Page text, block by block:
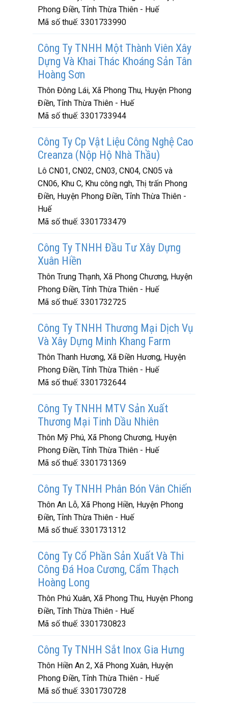
Phong Điền, Tỉnh Thừa Thiên - Huế
Mã số thuế: 3301733990
Công Ty TNHH Một Thành Viên Xây
Dựng Và Khai Thác Khoáng Sản Tân
Hoàng Sơn
Thôn Đông Lái, Xã Phong Thu, Huyện Phong
Điền, Tỉnh Thừa Thiên - Huế
Mã số thuế: 3301733944
Công Ty Cp Vật Liệu Công Nghệ Cao
Creanza (Nộp Hộ Nhà Thầu)
Lô CN01, CN02, CN03, CN04, CN05 và
CN06, Khu C, Khu công ngh, Thị trấn Phong
Điền, Huyện Phong Điền, Tỉnh Thừa Thiên -
Huế
Mã số thuế: 3301733479
Công Ty TNHH Đầu Tư Xây Dựng
Xuân Hiền
Thôn Trung Thạnh, Xã Phong Chương, Huyện
Phong Điền, Tỉnh Thừa Thiên - Huế
Mã số thuế: 3301732725
Công Ty TNHH Thương Mại Dịch Vụ
Và Xây Dựng Minh Khang Farm
Thôn Thanh Hương, Xã Điền Hương, Huyện
Phong Điền, Tỉnh Thừa Thiên - Huế
Mã số thuế: 3301732644
Công Ty TNHH MTV Sản Xuất
Thương Mại Tinh Dầu Nhiên
Thôn Mỹ Phú, Xã Phong Chương, Huyện
Phong Điền, Tỉnh Thừa Thiên - Huế
Mã số thuế: 3301731369
Công Ty TNHH Phân Bón Vân Chiến
Thôn An Lỗ, Xã Phong Hiền, Huyện Phong
Điền, Tỉnh Thừa Thiên - Huế
Mã số thuế: 3301731312
Công Ty Cổ Phần Sản Xuất Và Thi
Công Đá Hoa Cương, Cẩm Thạch
Hoàng Long
Thôn Phú Xuân, Xã Phong Thu, Huyện Phong
Điền, Tỉnh Thừa Thiên - Huế
Mã số thuế: 3301730823
Công Ty TNHH Sắt Inox Gia Hưng
Thôn Hiền An 2, Xã Phong Xuân, Huyện
Phong Điền, Tỉnh Thừa Thiên - Huế
Mã số thuế: 3301730728